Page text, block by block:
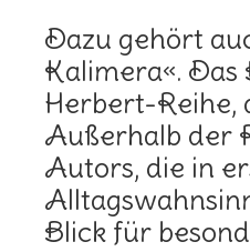
Dazu gehört
Kalimera«.
Herbert-Reihe,
Außerhalb der
Autors, die in
Blick für